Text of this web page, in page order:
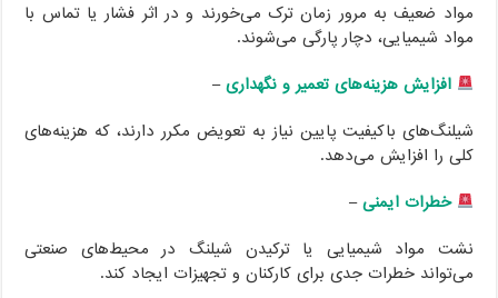
مواد ضعیف به مرور زمان ترک می‌خورند و در اثر فشار یا تماس با
مواد شیمیایی، دچار پارگی می‌شوند.
افزایش هزینه‌های تعمیر و نگهداری–
شیلنگ‌های باکیفیت پایین نیاز به تعویض مکرر دارند، که هزینه‌های
کلی را افزایش می‌دهد.
خطرات ایمنی–
نشت مواد شیمیایی یا ترکیدن شیلنگ در محیط‌های صنعتی
می‌تواند خطرات جدی برای کارکنان و تجهیزات ایجاد کند.